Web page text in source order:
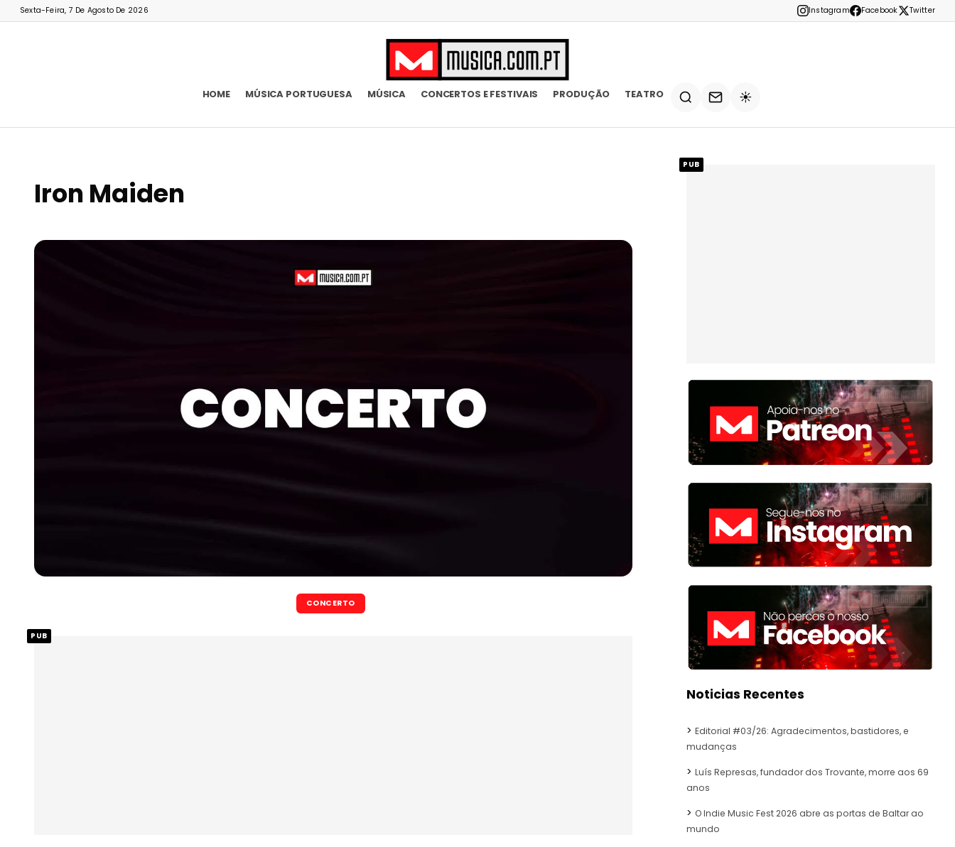
Sexta-Feira, 7 De Agosto De 2026 Instagram Facebook Twitter
HOME MÚSICA PORTUGUESA MÚSICA CONCERTOS E FESTIVAIS PRODUÇÃO TEATRO ☀️
Iron Maiden
CONCERTO
PUB
PUB
Noticias Recentes
Editorial #03/26: Agradecimentos, bastidores, e
mudanças
Luís Represas, fundador dos Trovante, morre aos 69
anos
O Indie Music Fest 2026 abre as portas de Baltar ao
mundo